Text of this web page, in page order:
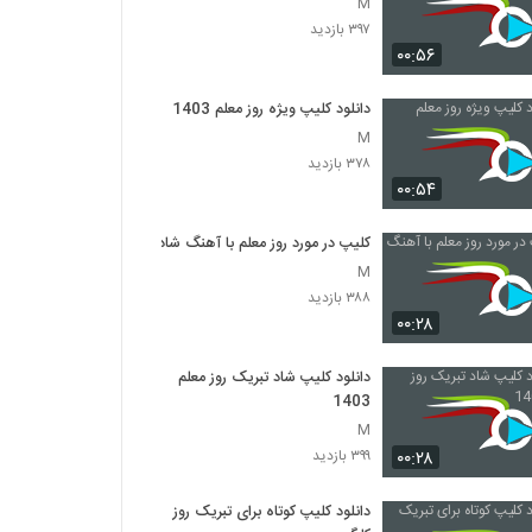
۰۰:۵۶
۳۹۷ بازدید
۰۰:۵۴
دانلود کلیپ ویژه روز معلم 1403
M
۳۷۸ بازدید
۰۰:۲۸
کلیپ در مورد روز معلم با آهنگ شاد
M
۳۸۸ بازدید
۰۰:۲۸
دانلود کلیپ شاد تبریک روز معلم
1403
M
۳۹۹ بازدید
دانلود کلیپ کوتاه برای تبریک روز